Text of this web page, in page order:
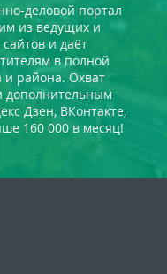
деловой портал
из ведущих и
и даёт
в полной
и района. Охват
дополнительным
Дзен, ВКонтакте,
160 000 в месяц!